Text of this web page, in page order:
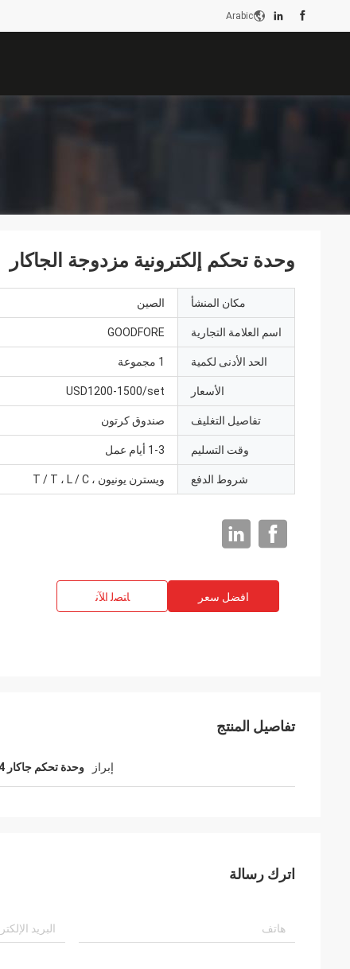
Arabic
وحدة تحكم إلكترونية مزدوجة الجاكار
مكان المنشأ الصين
اسم العلامة التجارية GOODFORE
الحد الأدنى لكمية 1 مجموعة
الأسعار USD1200-1500/set
تفاصيل التغليف صندوق كرتون
وقت التسليم 1-3 أيام عمل
شروط الدفع ويسترن يونيون ، T / T ، L / C
افضل سعر ﺎﺘﺼﻟ ﺍﻶﻧ
تفاصيل المنتج
إبراز وحدة تحكم جاكار JC4
اترك رسالة